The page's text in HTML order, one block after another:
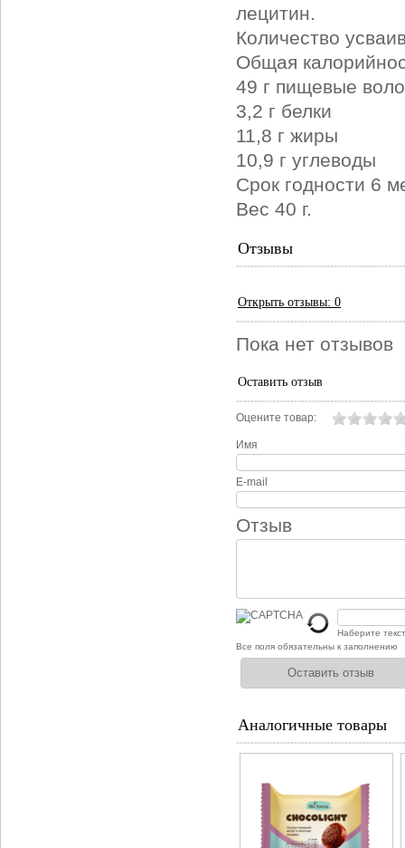
лецитин.
Количество
Общая
49 г пищевые
3,2 г белки
11,8 г жиры
10,9 г углеводы
Срок годности 6
Вес 40 г.
Отзывы
Открыть отзывы: 0
Пока нет отзывов
Оставить отзыв
Оцените товар:
Имя
E-mail
Отзыв
Наберите
Все поля обязательны к заполнению
Аналогичные товары